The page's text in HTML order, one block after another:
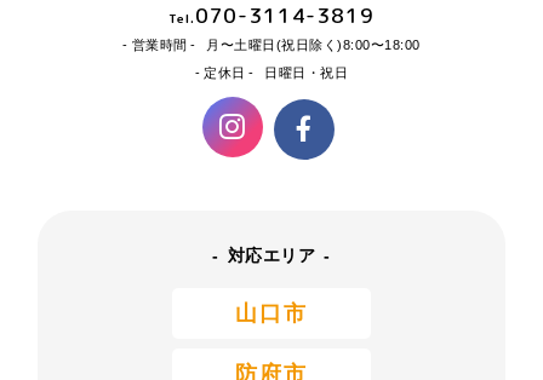
Tel. 070-3114-3819
営業時間
月〜土曜日(祝日除く)8:00〜18:00
定休日
日曜日・祝日
対応エリア
山口市
防府市